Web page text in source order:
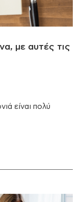
με αυτές τις
είναι πολύ